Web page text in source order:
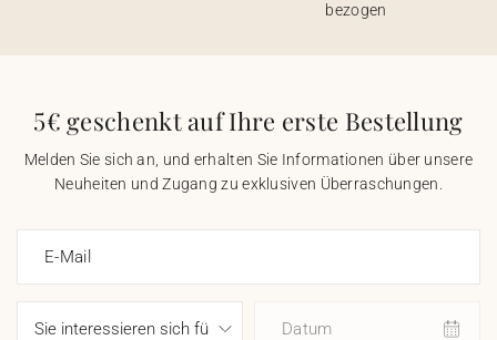
bezogen
5€ geschenkt auf Ihre erste Bestellung
Melden Sie sich an, und erhalten Sie Informationen über unsere
Neuheiten und Zugang zu exklusiven Überraschungen.
E-Mail
Datum